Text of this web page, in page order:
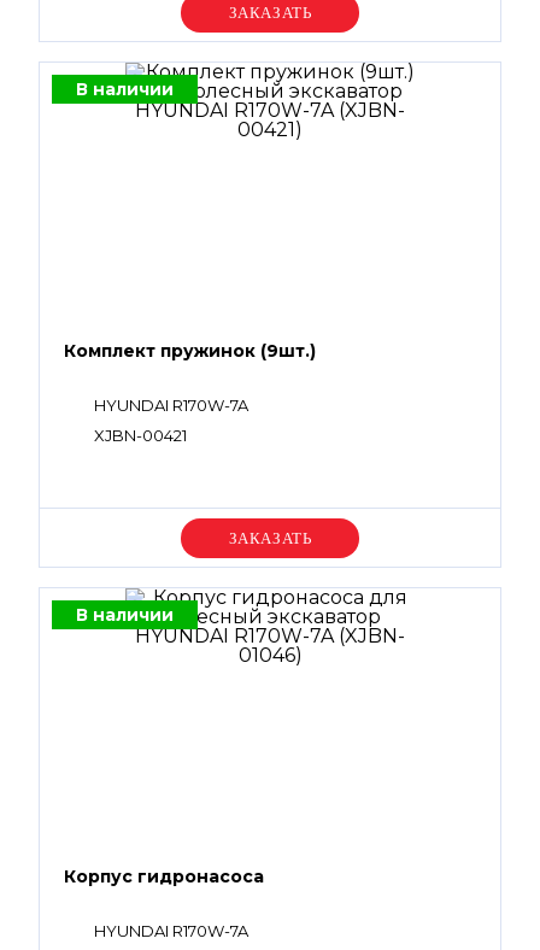
Уточняйте цену
В наличии
Комплект пружинок (9шт.)
HYUNDAI R170W-7A
XJBN-00421
Уточняйте цену
В наличии
Корпус гидронасоса
HYUNDAI R170W-7A